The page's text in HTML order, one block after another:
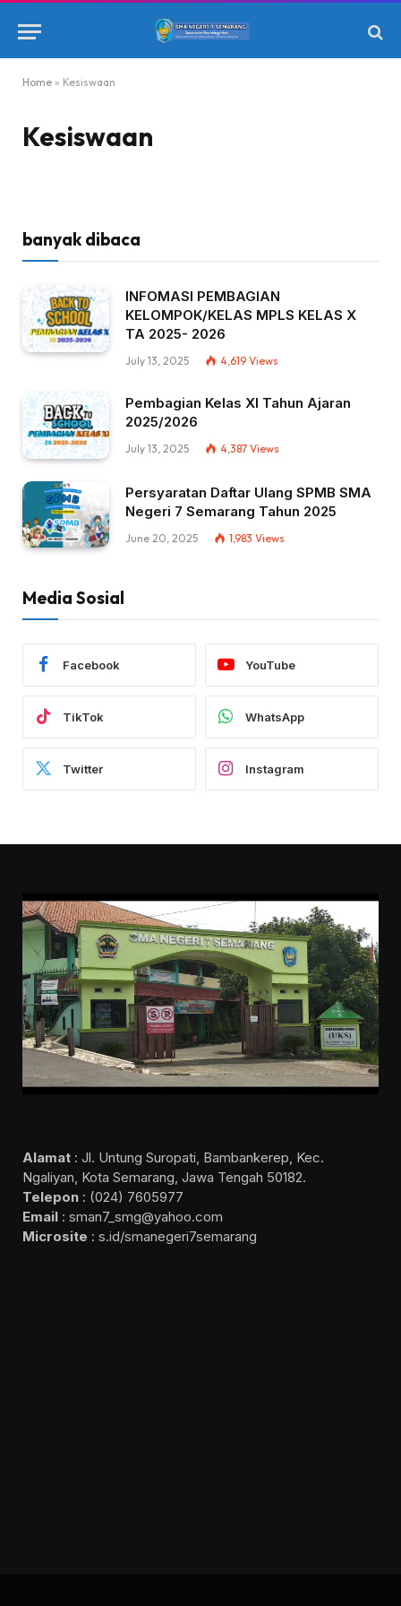
Home » Kesiswaan
Kesiswaan
banyak dibaca
INFOMASI PEMBAGIAN
KELOMPOK/KELAS MPLS KELAS X
TA 2025- 2026
July 13, 2025 4,619 Views
Pembagian Kelas XI Tahun Ajaran
2025/2026
July 13, 2025 4,387 Views
Persyaratan Daftar Ulang SPMB SMA
Negeri 7 Semarang Tahun 2025
June 20, 2025 1,983 Views
Media Sosial
Facebook YouTube
TikTok WhatsApp
Twitter Instagram
Alamat : Jl. Untung Suropati, Bambankerep, Kec.
Ngaliyan, Kota Semarang, Jawa Tengah 50182.
Telepon : (024) 7605977
Email : sman7_smg@yahoo.com
Microsite : s.id/smanegeri7semarang